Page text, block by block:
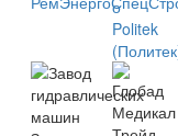
о
Politek